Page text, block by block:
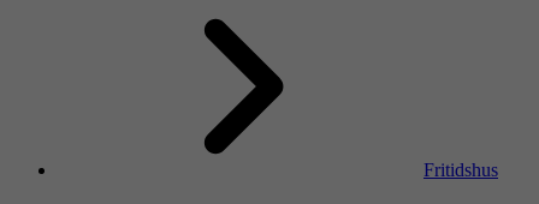
Fritidshus